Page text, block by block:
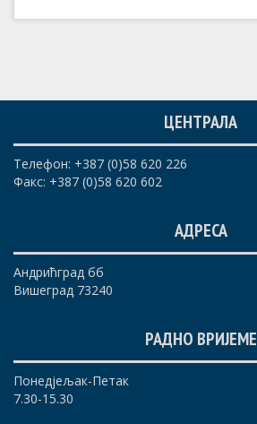
ЦЕНТРАЛА
Телефон: +387 (0)58 620 226
Факс: +387 (0)58 620 602
АДРЕСА
Андрићград бб
Вишеград 73240
РАДНО ВРИЈЕМЕ
Понедјељак-Петак
7.30-15.30